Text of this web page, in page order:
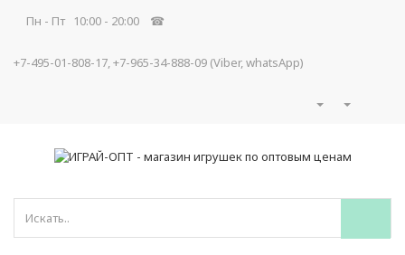
Пн - Пт 10:00 - 20:00 ☎
+7-495-01-808-17, +7-965-34-888-09 (Viber, whatsApp)